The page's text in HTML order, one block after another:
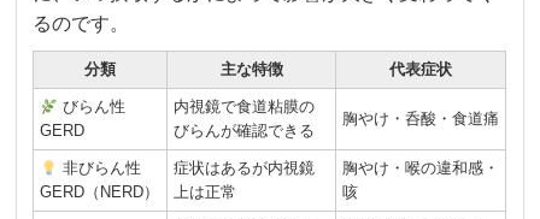
るのです。
分類 主な特徴 代表症状
びらん性
GERD
内視鏡で食道粘膜の
びらんが確認できる
胸やけ・呑酸・食道痛
非びらん性
GERD（NERD）
症状はあるが内視鏡
上は正常
胸やけ・喉の違和感・
咳